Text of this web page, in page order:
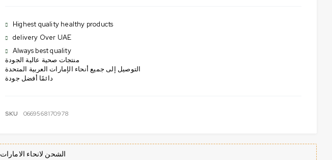
Highest quality healthy products
delivery Over UAE
Always best quality
منتجات صحية عالية الجودة
التوصيل إلى جميع أنحاء الإمارات العربية المتحدة
دائمًا أفضل جودة
SKU 0669568170978
Delivery Over UAE- الشحن لانحاء الامارات